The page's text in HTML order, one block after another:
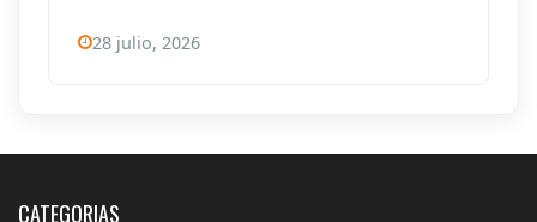
28 julio, 2026
CATEGORIAS